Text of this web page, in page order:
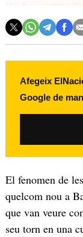
Afegeix
Google de
El fenomen de
quelcom nou a
que van veure
seu torn en una